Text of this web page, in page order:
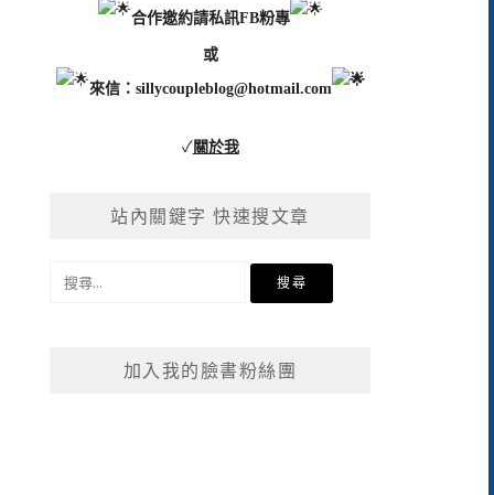
合作邀約請私訊FB粉專
或
來信： sillycoupleblog@hotmail.com
✓關於我
站內關鍵字 快速搜文章
加入我的臉書粉絲團